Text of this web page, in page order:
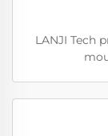
LANJI Tech